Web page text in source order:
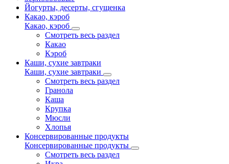
Йогурты, десерты, сгущенка
Какао, кэроб
Какао, кэроб
Смотреть весь раздел
Какао
Кэроб
Каши, сухие завтраки
Каши, сухие завтраки
Смотреть весь раздел
Гранола
Каша
Крупка
Мюсли
Хлопья
Консервированные продукты
Консервированные продукты
Смотреть весь раздел